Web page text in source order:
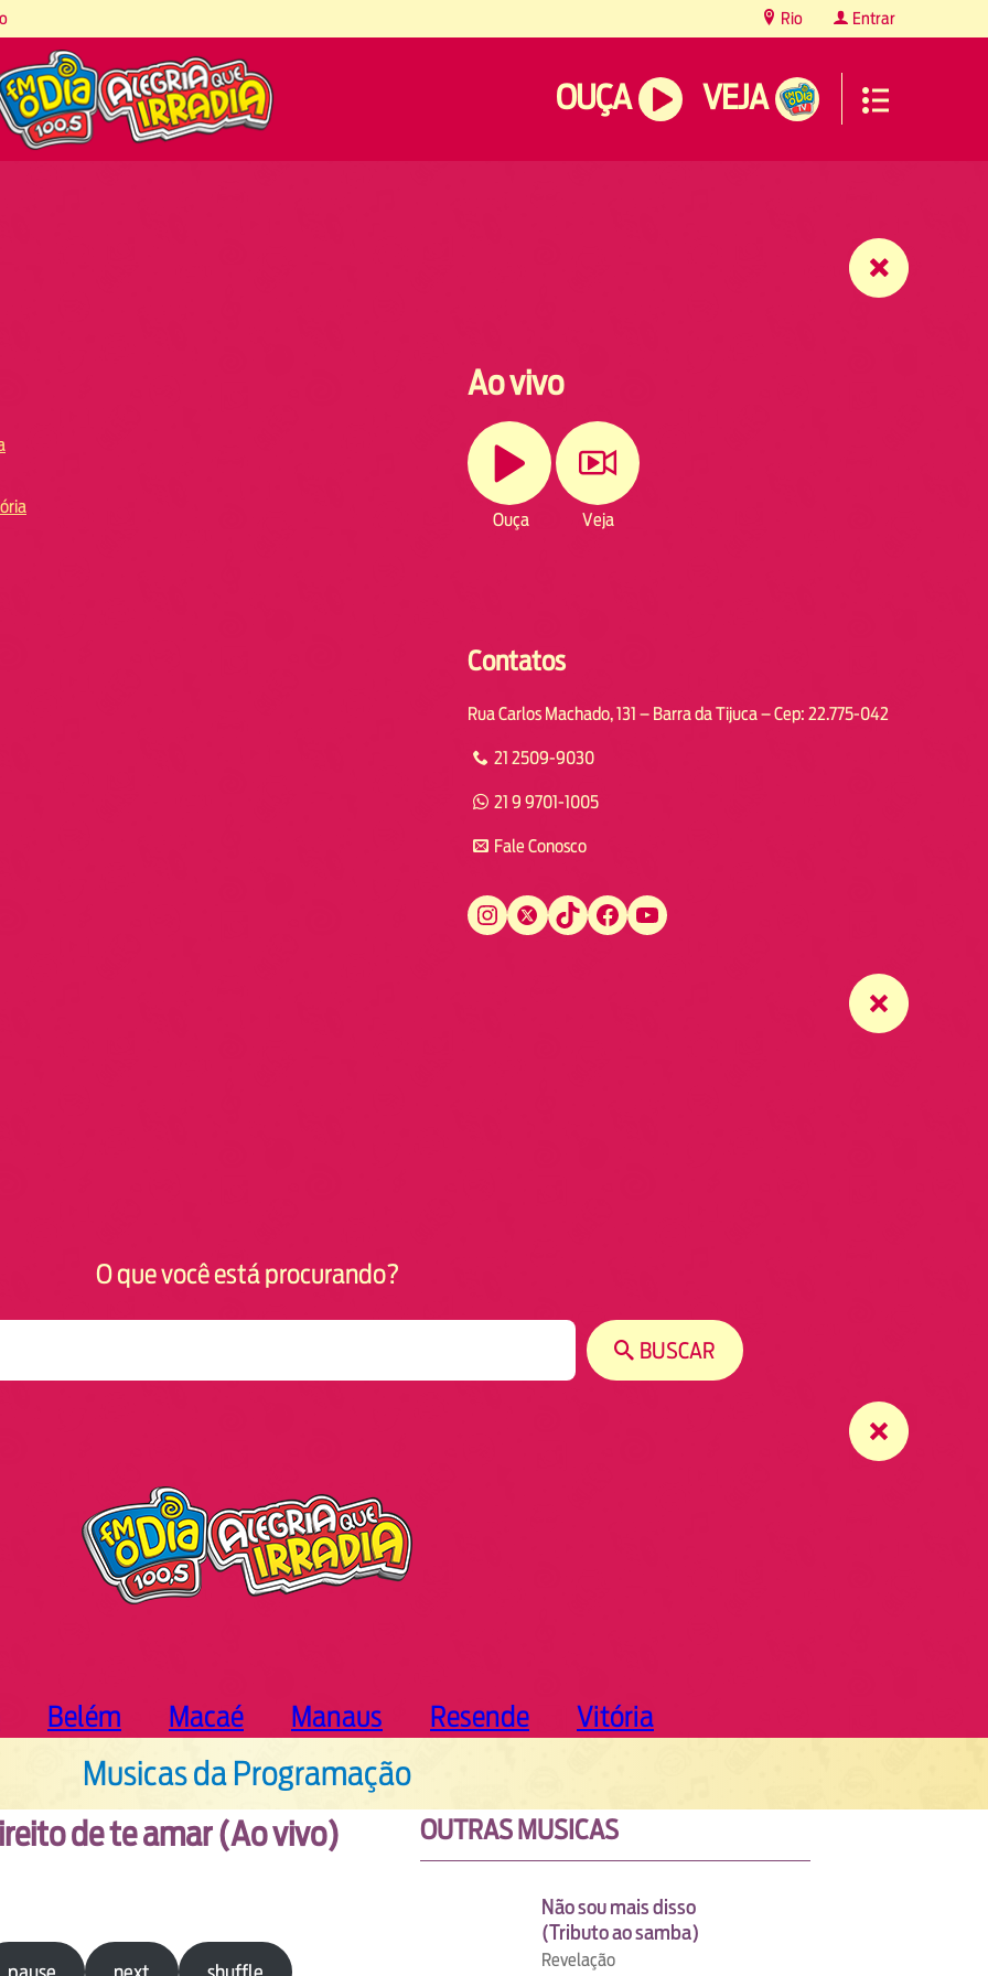
Rio Entrar
OUÇA VEJA
Ao vivo
Ouça Veja
Contatos
Rua Carlos Machado, 131 – Barra da Tijuca – Cep: 22.775-042
21 2509-9030
21 9 9701-1005
Fale Conosco
Instagram Twitter TikTok Facebook YouTube
O que você está procurando?
BUSCAR
Belém Macaé Manaus Resende Vitória
Musicas da Programação
de te amar (Ao vivo)
OUTRAS MUSICAS
Não sou mais disso
(Tributo ao samba)
Revelação